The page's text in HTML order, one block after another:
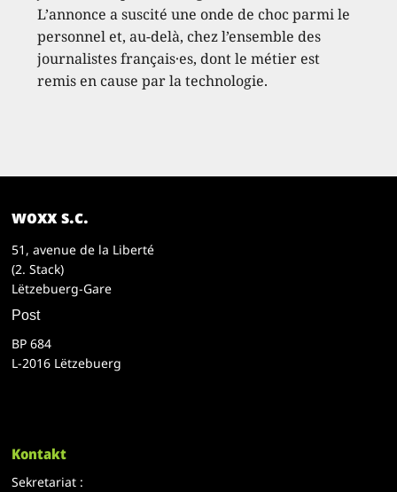
L’annonce a suscité une onde de choc parmi le
personnel et, au-delà, chez l’ensemble des
journalistes français·es, dont le métier est
remis en cause par la technologie.
woxx s.c.
51, avenue de la Liberté
(2. Stack)
Lëtzebuerg-Gare
Post
BP 684
L-2016 Lëtzebuerg
Kontakt
Sekretariat :